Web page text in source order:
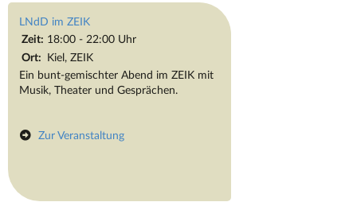
LNdD im ZEIK
Zeit: 18:00 - 22:00 Uhr
Ort: Kiel, ZEIK
Ein bunt-gemischter Abend im ZEIK mit
Musik, Theater und Gesprächen.
Zur Veranstaltung